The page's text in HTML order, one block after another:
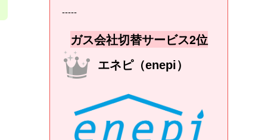
-----
ガス会社切替サービス2位
エネピ（enepi）